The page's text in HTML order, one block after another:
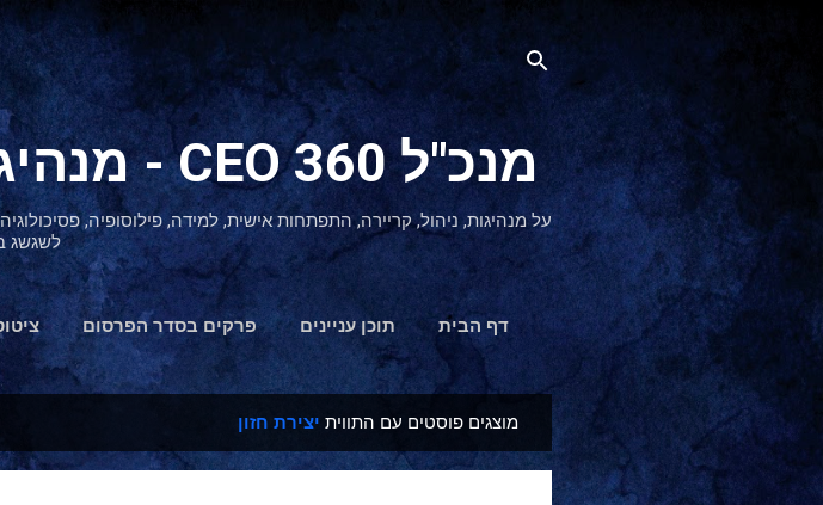
דילוג
מנכ"ל 360 CEO - מנהיגות והתפתחות אישית
על מנהיגות, ניהול, קריירה, התפתחות אישית, למידה, פילוסופיה,
לשגשג
דף הבית תוכן עניינים פרקים בסדר הפרסום
הצהרת
ש
מוצגים פוסטים עם התווית יצירת חזון